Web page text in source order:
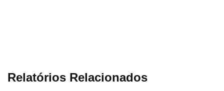
Relatórios Relacionados